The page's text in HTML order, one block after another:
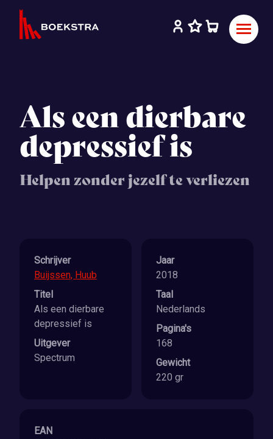
Als een dierbare
depressief is
Helpen zonder jezelf te verliezen
Schrijver
Buijssen, Huub
Titel
Als een dierbare
depressief is
Uitgever
Spectrum
Jaar
2018
Taal
Nederlands
Pagina's
168
Gewicht
220 gr
EAN